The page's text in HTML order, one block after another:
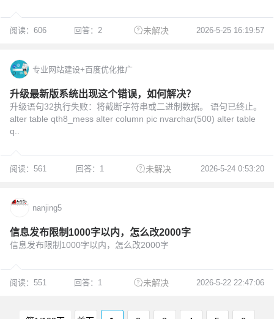
阅读：606 回答：2 未解决 2026-5-25 16:19:57
专业网站建设+百度优化推广
升级最新版系统出现这个错误，如何解决？
升级语句32执行失败：将截断字符串或二进制数据。 语句已终止。
alter table qth8_mess alter column pic nvarchar(500) alter table
q..
阅读：561 回答：1 未解决 2026-5-24 0:53:20
nanjing5
信息发布限制1000字以内，怎么改2000字
信息发布限制1000字以内，怎么改2000字
阅读：551 回答：1 未解决 2026-5-22 22:47:06